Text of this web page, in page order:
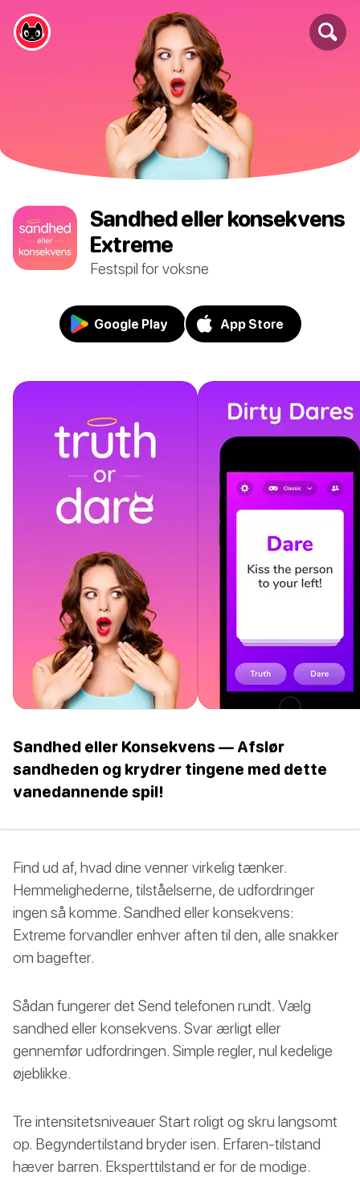
Sandhed eller konsekvens
Extreme
Festspil for voksne
Google Play App Store
Sandhed eller Konsekvens — Afslør
sandheden og krydrer tingene med dette
vanedannende spil!
Find ud af, hvad dine venner virkelig tænker.
Hemmelighederne, tilståelserne, de udfordringer
ingen så komme. Sandhed eller konsekvens:
Extreme forvandler enhver aften til den, alle snakker
om bagefter.
Sådan fungerer det Send telefonen rundt. Vælg
sandhed eller konsekvens. Svar ærligt eller
gennemfør udfordringen. Simple regler, nul kedelige
øjeblikke.
Tre intensitetsniveauer Start roligt og skru langsomt
op. Begyndertilstand bryder isen. Erfaren-tilstand
hæver barren. Eksperttilstand er for de modige.